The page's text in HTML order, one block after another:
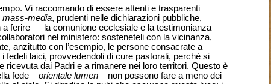
Vi raccomando di essere attenti e trasparenti
mass-media, prudenti nelle dichiarazioni pubbliche,
ferire — la comunione ecclesiale e la testimonianza
nel ministero: sosteneteli con la vicinanza,
anzitutto con l’esempio, le persone consacrate a
fedeli laici, provvedendoli di cure pastorali, perché si
ricevuta dai Padri e a rimanere nei loro territori. Questo è
fede –orientale lumen –non possono fare a meno dei